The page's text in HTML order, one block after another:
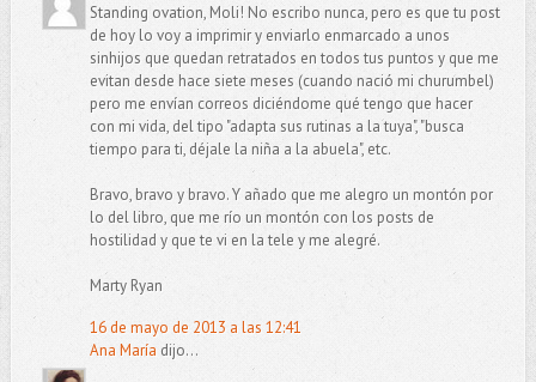
Standing ovation, Moli! No escribo nunca, pero es que tu post
de hoy lo voy a imprimir y enviarlo enmarcado a unos
sinhijos que quedan retratados en todos tus puntos y que me
evitan desde hace siete meses (cuando nació mi churumbel)
pero me envían correos diciéndome qué tengo que hacer
con mi vida, del tipo "adapta sus rutinas a la tuya", "busca
tiempo para ti, déjale la niña a la abuela", etc.
Bravo, bravo y bravo. Y añado que me alegro un montón por
lo del libro, que me río un montón con los posts de
hostilidad y que te vi en la tele y me alegré.
Marty Ryan
16 de mayo de 2013 a las 12:41
Ana María dijo...